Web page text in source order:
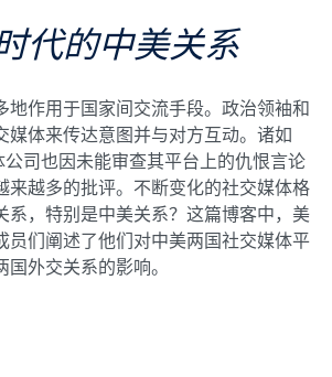
代的中美关系
地作用于国家间交流手段。政治领袖和
媒体来传达意图并与对方互动。诸如
公司也因未能审查其平台上的仇恨言论
来越多的批评。不断变化的社交媒体格
系，特别是中美关系？这篇博客中，美
员们阐述了他们对中美两国社交媒体平
外交关系的影响。